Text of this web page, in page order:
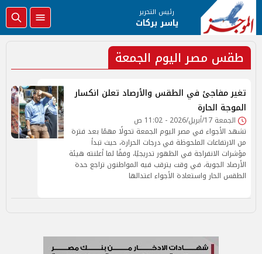
رئيس التحرير
ياسر بركات
طقس مصر اليوم الجمعة
تغير مفاجئ في الطقس والأرصاد تعلن انكسار
الموجة الحارة
الجمعة 17/أبريل/2026 - 11:02 ص
تشهد الأجواء في مصر اليوم الجمعة تحولًا مهمًا بعد فترة
من الارتفاعات الملحوظة في درجات الحرارة، حيث تبدأ
مؤشرات الانفراجة في الظهور تدريجيًا، وفقًا لما أعلنته هيئة
الأرصاد الجوية، في وقت يترقب فيه المواطنون تراجع حدة
الطقس الحار واستعادة الأجواء اعتدالها